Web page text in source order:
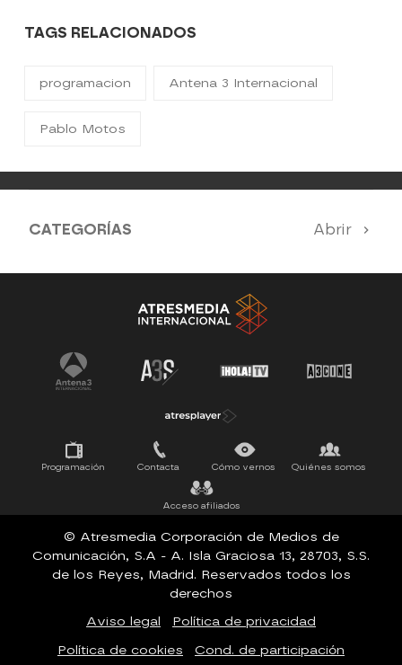
TAGS RELACIONADOS
programacion Antena 3 Internacional
Pablo Motos
CATEGORÍAS Abrir
Antena 3 Noticias El Hormiguero
Tu cara me suena Pasapalabra
Programación Contacta Cómo vernos Quiénes somos
Acceso afiliados
© Atresmedia Corporación de Medios de
Comunicación, S.A - A. Isla Graciosa 13, 28703, S.S.
de los Reyes, Madrid. Reservados todos los
derechos
Aviso legal
Política de privacidad
Política de cookies
Cond. de participación